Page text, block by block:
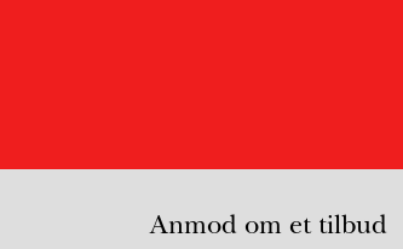
Anmod om et tilbud